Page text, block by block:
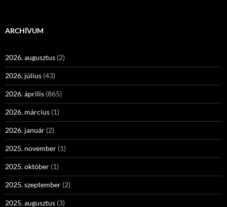
ARCHÍVUM
2026. augusztus (2)
2026. július (43)
2026. április (865)
2026. március (1)
2026. január (2)
2025. november (1)
2025. október (1)
2025. szeptember (2)
2025. augusztus (3)